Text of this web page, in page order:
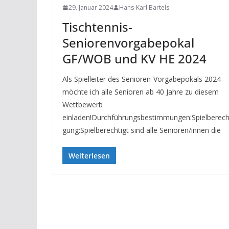
29. Januar 2024 Hans-Karl Bartels
Tischtennis-
Seniorenvorgabepokal
GF/WOB und KV HE 2024
Als Spielleiter des Senioren-Vorgabepokals 2024
möchte ich alle Senioren ab 40 Jahre zu diesem
Wettbewerb
gung:Spielberechtigt sind alle Senioren/innen die
Weiterlesen